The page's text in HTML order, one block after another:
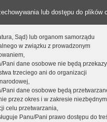
lub dostępu do plików
Sąd) lub organom samorządu
w związku z prowadzonym
Pani dane osobowe nie będą
trzeciego ani do organizacji
Pani dane osobowe będą
przez okres i w zakresie
celu przetwarzania,
Panu/Pani prawo dostępu do